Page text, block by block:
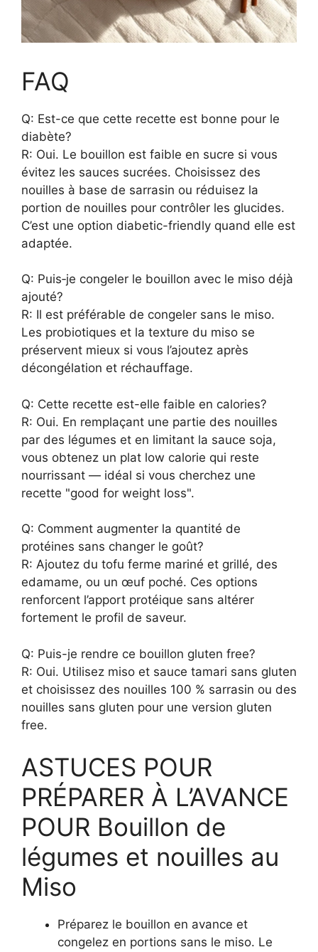
FAQ
Q: Est-ce que cette recette est bonne pour le
diabète?
R: Oui. Le bouillon est faible en sucre si vous
évitez les sauces sucrées. Choisissez des
nouilles à base de sarrasin ou réduisez la
portion de nouilles pour contrôler les glucides.
C’est une option diabetic-friendly quand elle est
adaptée.
Q: Puis‑je congeler le bouillon avec le miso déjà
ajouté?
R: Il est préférable de congeler sans le miso.
Les probiotiques et la texture du miso se
préservent mieux si vous l’ajoutez après
décongélation et réchauffage.
Q: Cette recette est-elle faible en calories?
R: Oui. En remplaçant une partie des nouilles
par des légumes et en limitant la sauce soja,
vous obtenez un plat low calorie qui reste
nourrissant — idéal si vous cherchez une
recette "good for weight loss".
Q: Comment augmenter la quantité de
protéines sans changer le goût?
R: Ajoutez du tofu ferme mariné et grillé, des
edamame, ou un œuf poché. Ces options
renforcent l’apport protéique sans altérer
fortement le profil de saveur.
Q: Puis-je rendre ce bouillon gluten free?
R: Oui. Utilisez miso et sauce tamari sans gluten
et choisissez des nouilles 100 % sarrasin ou des
nouilles sans gluten pour une version gluten
free.
ASTUCES POUR
PRÉPARER À L’AVANCE
POUR Bouillon de
légumes et nouilles au
Miso
Préparez le bouillon en avance et
congelez en portions sans le miso. Le